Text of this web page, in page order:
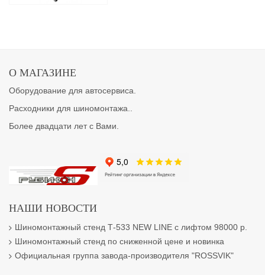
О МАГАЗИНЕ
Оборудование для автосервиса.
Расходники для шиномонтажа..
Более двадцати лет с Вами.
НАШИ НОВОСТИ
Шиномонтажный стенд Т-533 NEW LINE с лифтом 98000 р.
Шиномонтажный стенд по сниженной цене и новинка
Официальная группа завода-производителя "ROSSVIK"